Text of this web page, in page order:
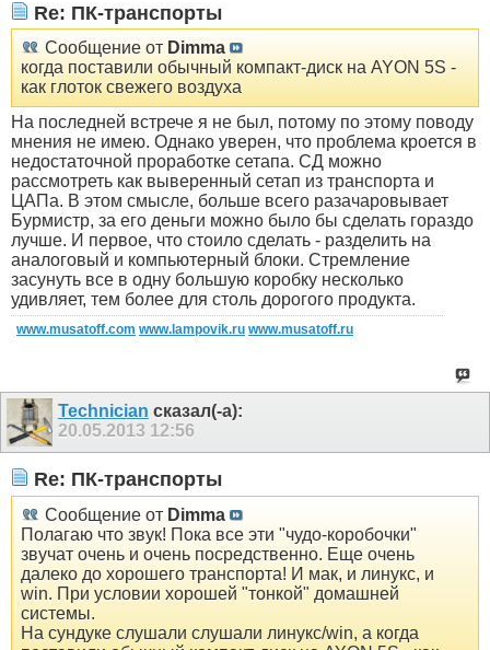
Re: ПК-транспорты
Сообщение от Dimma
когда поставили обычный компакт-диск на AYON 5S -
как глоток свежего воздуха
На последней встрече я не был, потому по этому поводу
мнения не имею. Однако уверен, что проблема кроется в
недостаточной проработке сетапа. СД можно
рассмотреть как выверенный сетап из транспорта и
ЦАПа. В этом смысле, больше всего разачаровывает
Бурмистр, за его деньги можно было бы сделать гораздо
лучше. И первое, что стоило сделать - разделить на
аналоговый и компьютерный блоки. Стремление
засунуть все в одну большую коробку несколько
удивляет, тем более для столь дорогого продукта.
www.musatoff.com www.lampovik.ru www.musatoff.ru
Technician сказал(-а):
20.05.2013 12:56
Re: ПК-транспорты
Сообщение от Dimma
Полагаю что звук! Пока все эти "чудо-коробочки"
звучат очень и очень посредственно. Еще очень
далеко до хорошего транспорта! И мак, и линукс, и
win. При условии хорошей "тонкой" домашней
системы.
На сундуке слушали слушали линукс/win, а когда